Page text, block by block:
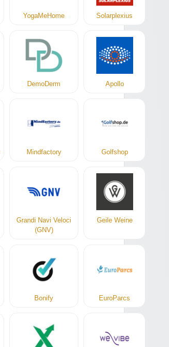
YogaMeHome Solarplexius
DemoDerm Apollo
Mindfactory Golfshop
Grandi Navi Veloci
(GNV)
Geile Weine
Bonify EuroParcs